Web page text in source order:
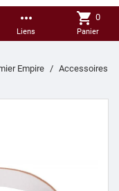
more_horiz
Liens
shopping_cart 0
Panier
Empire
Accessoires